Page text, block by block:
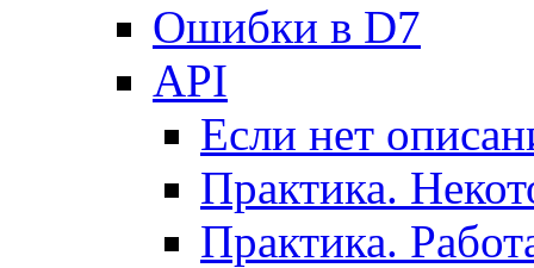
Ошибки в D7
API
Если нет
Практика.
Практика.